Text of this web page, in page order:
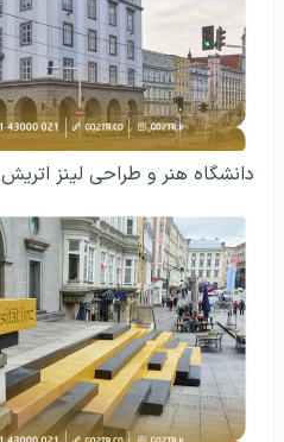
دانشگاه هنر و طراحی لینز اتریش